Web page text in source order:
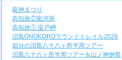
龍神まつり
高知旅②龍河洞
高知旅① 室戸岬
沼島ONOKOROラウンドトレイル2026
節分の沼島八十八ヶ所半周ツアー
沼島八十八ヶ所半周ツアー＆山ノ神例祭